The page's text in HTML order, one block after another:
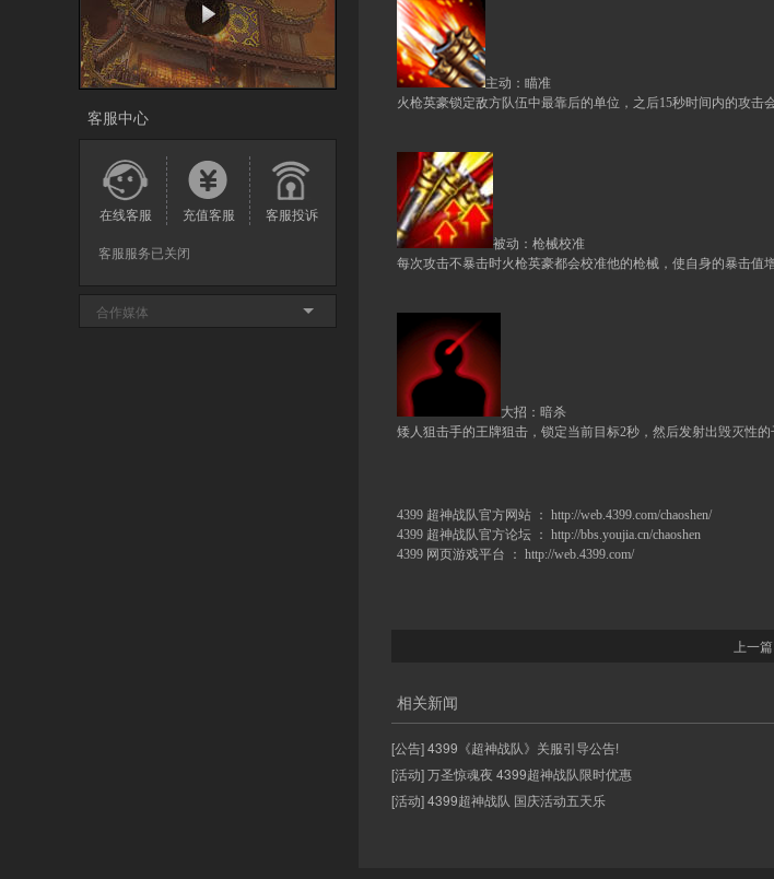
客服中心
在线客服 充值客服 客服投诉
客服服务已关闭
合作媒体
主动：瞄准
火枪英豪锁定敌方队伍中最靠后的单位，之后15秒时间内的攻击
被动：枪械校准
每次攻击不暴击时火枪英豪都会校准他的枪械，使自身的暴击值
大招：暗杀
矮人狙击手的王牌狙击，锁定当前目标2秒，然后发射出毁灭性的
4399 超神战队官方网站 ： http://web.4399.com/chaoshen/
4399 超神战队官方论坛 ： http://bbs.youjia.cn/chaoshen
4399 网页游戏平台 ： http://web.4399.com/
上一
相关新闻
[公告] 4399《超神战队》关服引导公告!
[活动] 万圣惊魂夜 4399超神战队限时优惠
[活动] 4399超神战队 国庆活动五天乐